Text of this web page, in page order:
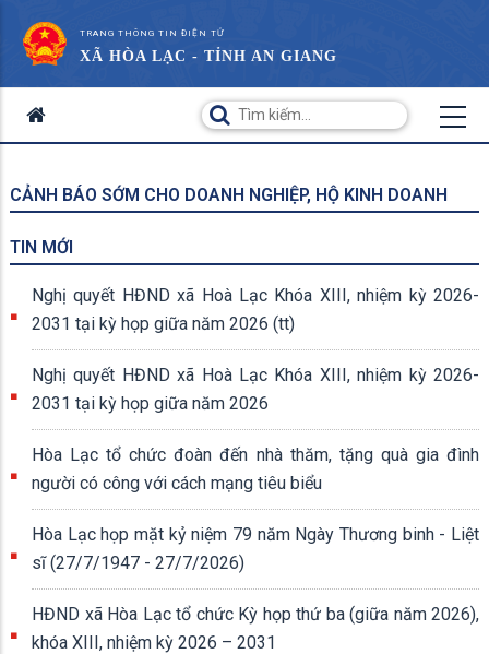
TRANG THÔNG TIN ĐIỆN TỬ
XÃ HÒA LẠC - TỈNH AN GIANG
CẢNH BÁO SỚM CHO DOANH NGHIỆP, HỘ KINH DOANH
TIN MỚI
Nghị quyết HĐND xã Hoà Lạc Khóa XIII, nhiệm kỳ 2026-
2031 tại kỳ họp giữa năm 2026 (tt)
Nghị quyết HĐND xã Hoà Lạc Khóa XIII, nhiệm kỳ 2026-
2031 tại kỳ họp giữa năm 2026
Hòa Lạc tổ chức đoàn đến nhà thăm, tặng quà gia đình
người có công với cách mạng tiêu biểu
Hòa Lạc họp mặt kỷ niệm 79 năm Ngày Thương binh - Liệt
sĩ (27/7/1947 - 27/7/2026)
HĐND xã Hòa Lạc tổ chức Kỳ họp thứ ba (giữa năm 2026),
khóa XIII, nhiệm kỳ 2026 – 2031